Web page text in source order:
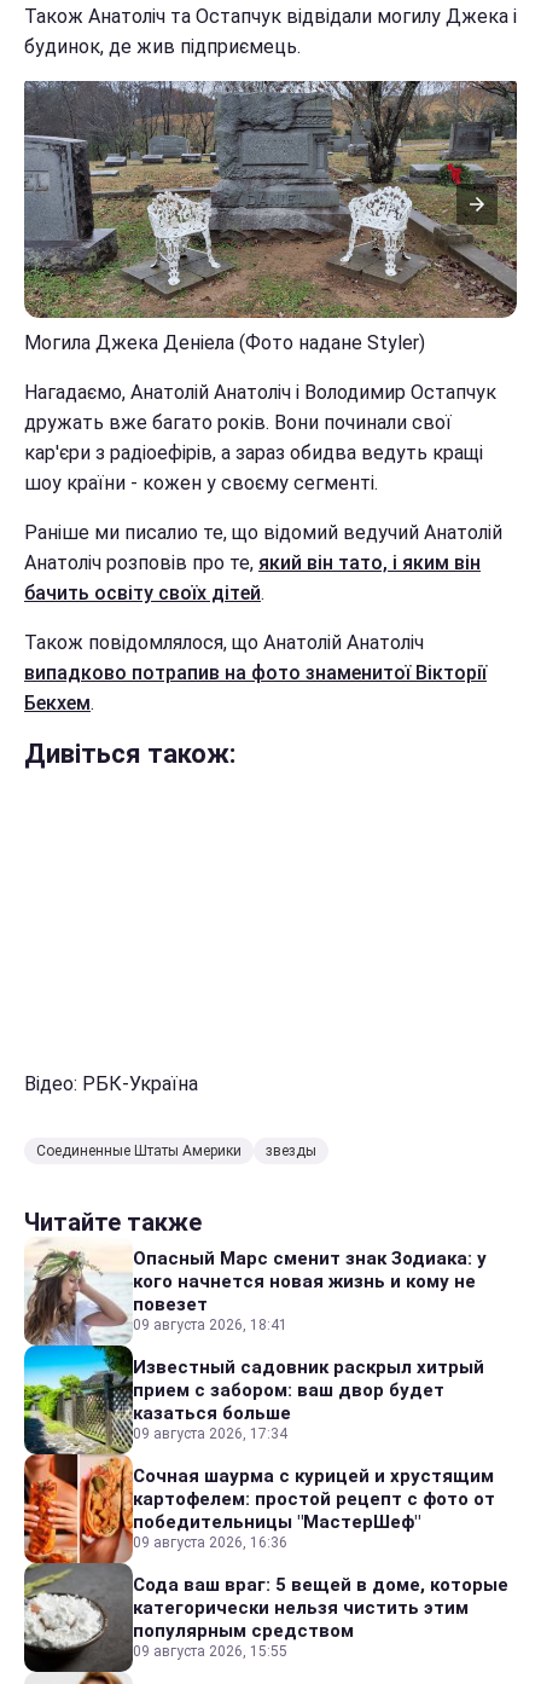
Також Анатоліч та Остапчук відвідали могилу Джека і
будинок, де жив підприємець.
Могила Джека Деніела (Фото надане Styler)
Нагадаємо, Анатолій Анатоліч і Володимир Остапчук
дружать вже багато років. Вони починали свої
кар'єри з радіоефірів, а зараз обидва ведуть кращі
шоу країни - кожен у своєму сегменті.
Раніше ми писалио те, що відомий ведучий Анатолій
Анатоліч розповів про те, який він тато, і яким він
бачить освіту своїх дітей.
Також повідомлялося, що Анатолій Анатоліч
випадково потрапив на фото знаменитої Вікторії
Бекхем.
Дивіться також:
Відео: РБК-Україна
Соединенные Штаты Америки звезды
Читайте также
Опасный Марс сменит знак Зодиака: у
кого начнется новая жизнь и кому не
повезет
09 августа 2026, 18:41
Известный садовник раскрыл хитрый
прием с забором: ваш двор будет
казаться больше
09 августа 2026, 17:34
Сочная шаурма с курицей и хрустящим
картофелем: простой рецепт с фото от
победительницы "МастерШеф"
09 августа 2026, 16:36
Сода ваш враг: 5 вещей в доме, которые
категорически нельзя чистить этим
популярным средством
09 августа 2026, 15:55